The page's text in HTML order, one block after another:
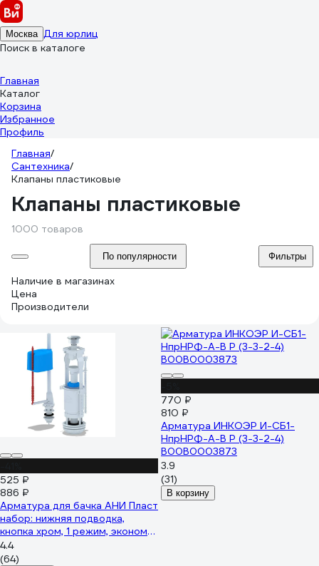
Москва Для юрлиц
Поиск в каталоге
Главная
Каталог
Корзина
Избранное
Профиль
Главная/
Сантехника/
Клапаны пластиковые
Клапаны пластиковые
1000 товаров
По популярности Фильтры
Наличие в магазинах
Цена
Производители
525 ₽
886 ₽
Арматура для бачка АНИ Пласт
набор: нижняя подводка,
кнопка хром, 1 режим, эконом
WC6550M 023-2655
4.4
(64)
770 ₽
810 ₽
Арматура ИНКОЭР И-СБ1-
НпрНРФ-А-В Р (3-3-2-4)
В00В0003873
3.9
(31)
В корзину